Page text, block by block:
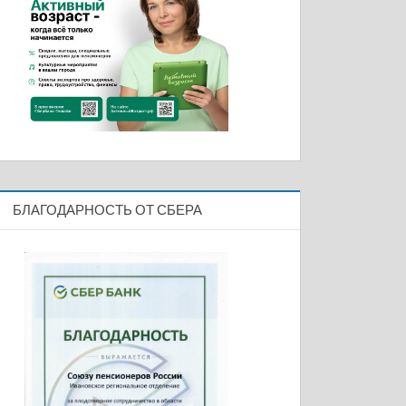
БЛАГОДАРНОСТЬ ОТ СБЕРА